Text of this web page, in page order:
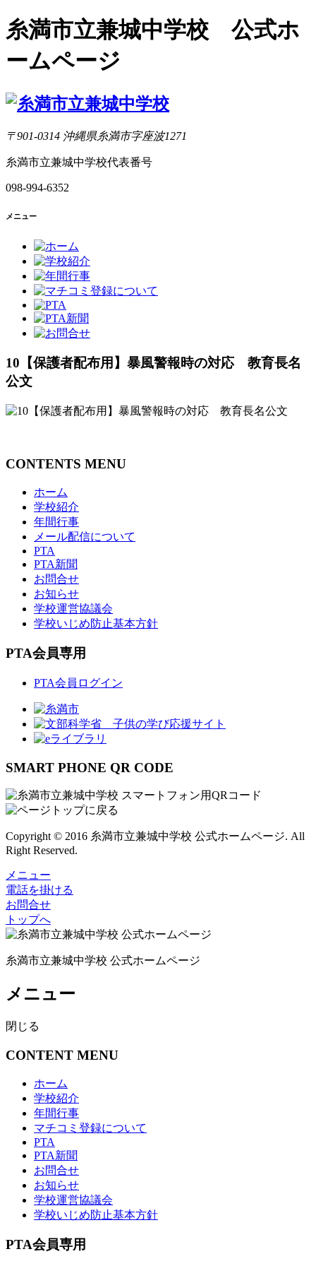
糸満市立兼城中学校 公式ホ
ームページ
〒901-0314 沖縄県糸満市字座波1271
糸満市立兼城中学校代表番号
098-994-6352
メニュー
10【保護者配布用】暴風警報時の対応 教育長名
公文
CONTENTS MENU
ホーム
学校紹介
年間行事
メール配信について
PTA
PTA新聞
お問合せ
お知らせ
学校運営協議会
学校いじめ防止基本方針
PTA会員専用
PTA会員ログイン
SMART PHONE QR CODE
Copyright © 2016 糸満市立兼城中学校 公式ホームページ. All
Right Reserved.
メニュー
電話を掛ける
お問合せ
トップへ
糸満市立兼城中学校 公式ホームページ
メニュー
閉じる
CONTENT MENU
ホーム
学校紹介
年間行事
マチコミ登録について
PTA
PTA新聞
お問合せ
お知らせ
学校運営協議会
学校いじめ防止基本方針
PTA会員専用